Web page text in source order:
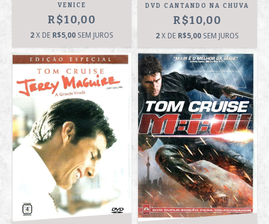
VENICE
R$10,00
2 X DE R$5,00 SEM JUROS
DVD CANTANDO NA CHUVA
R$10,00
2 X DE R$5,00 SEM JUROS